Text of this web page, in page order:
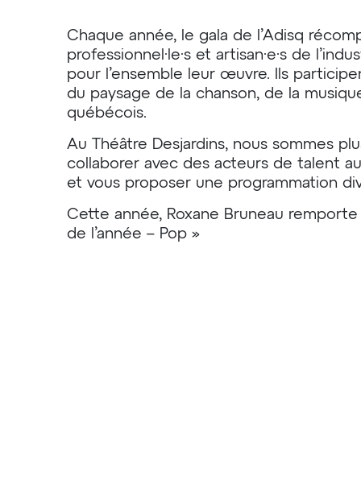
Chaque année, le gala de l’Adisq
professionnel·le·s et artisan·e·s de
pour l’ensemble leur œuvre. Ils
du paysage de la chanson, de la
québécois.
Au Théâtre Desjardins, nous sommes
collaborer avec des acteurs de talent
et vous proposer une programmation
Cette année, Roxane Bruneau
de l’année – Pop »